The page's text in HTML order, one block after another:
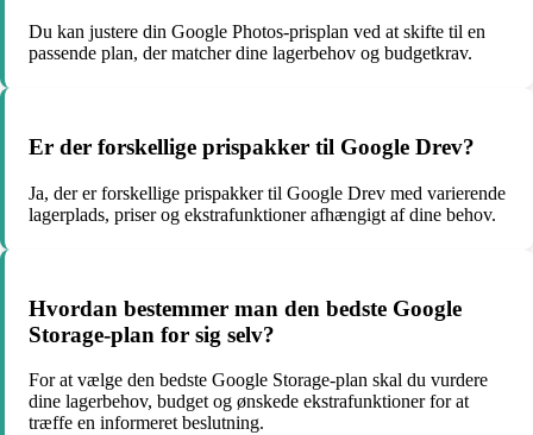
Du kan justere din Google Photos-prisplan ved at skifte til en
passende plan, der matcher dine lagerbehov og budgetkrav.
Er der forskellige prispakker til Google Drev?
Ja, der er forskellige prispakker til Google Drev med varierende
lagerplads, priser og ekstrafunktioner afhængigt af dine behov.
Hvordan bestemmer man den bedste Google
Storage-plan for sig selv?
For at vælge den bedste Google Storage-plan skal du vurdere
dine lagerbehov, budget og ønskede ekstrafunktioner for at
træffe en informeret beslutning.